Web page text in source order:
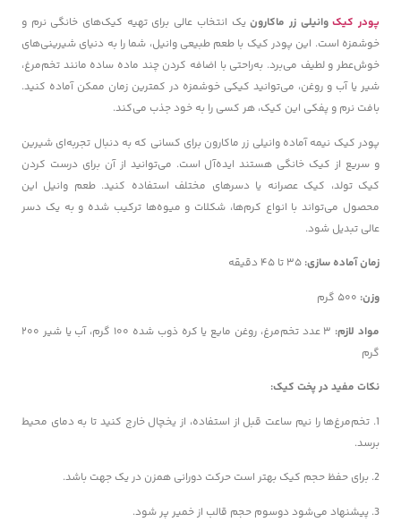
پودر کیکوانیلی زر ماکارونیک انتخاب عالی برای تهیه کیک‌های خانگی نرم و
خوشمزه است. این پودر کیک با طعم طبیعی وانیل، شما را به دنیای شیرینی‌های
خوش‌عطر و لطیف می‌برد. به‌راحتی با اضافه کردن چند ماده ساده مانند تخم‌مرغ،
شیر یا آب و روغن، می‌توانید کیکی خوشمزه در کمترین زمان ممکن آماده کنید.
بافت نرم و پفکی این کیک، هر کسی را به خود جذب می‌کند.
پودر کیک نیمه آماده وانیلی زر ماکارون برای کسانی که به دنبال تجربه‌ای شیرین
و سریع از کیک خانگی هستند ایده‌آل است. می‌توانید از آن برای درست کردن
کیک تولد، کیک عصرانه یا دسرهای مختلف استفاده کنید. طعم وانیل این
محصول می‌تواند با انواع کرم‌ها، شکلات و میوه‌ها ترکیب شده و به یک دسر
عالی تبدیل شود.
زمان آماده سازی:
وزن:
مواد لازم:
۳ عدد تخم‌مرغ، روغن مایع یا کره ذوب شده ۱۰۰ گرم، آب یا شیر ۲۰۰
گرم
نکات مفید در پخت کیک:
1. تخم‌مرغ‌ها را نیم ساعت قبل از استفاده، از یخچال خارج کنید تا به دمای محیط
برسد.
2. برای حفظ حجم کیک بهتر است حرکت دورانی همزن در یک جهت باشد.
3. پیشنهاد می‌شود دوسوم حجم قالب از خمیر پر شود.